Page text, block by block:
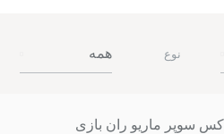
نوع همه
سوپر ماریو ران بازی